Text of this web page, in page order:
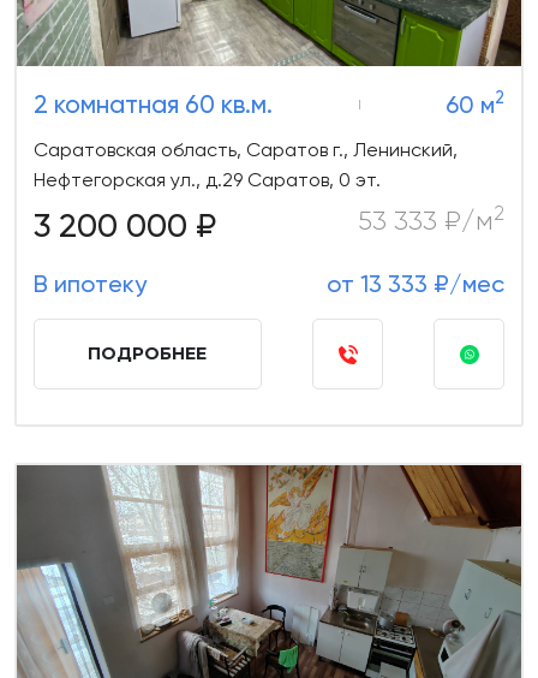
2 комнатная 60 кв.м. 60 м2
Саратовская область, Саратов г., Ленинский,
Нефтегорская ул., д.29 Саратов, 0 эт.
3 200 000 ₽ 53 333 ₽/м2
В ипотеку от 13 333 ₽/мес
ПОДРОБНЕЕ